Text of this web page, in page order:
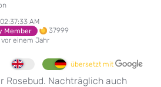
AM
Member
37999
einem Jahr
übersetzt mit
Rosebud. Nachträglich auch